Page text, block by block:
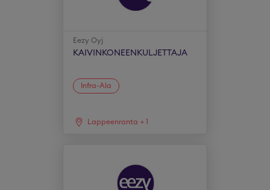
Eezy Oyj
KAIVINKONEENKULJETTAJA
Infra-Ala
Lappeenranta + 1